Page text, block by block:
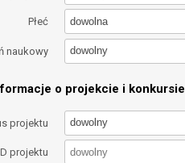
Płeć dowolna
naukowy dowolny
o projekcie i konkursie
projektu dowolny
projektu